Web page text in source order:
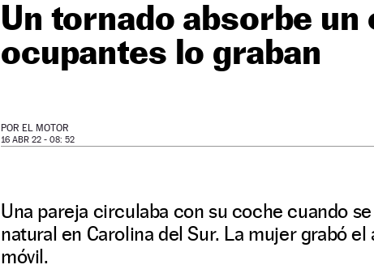
Un tornado absorbe un
ocupantes lo graban
POR EL MOTOR
16 ABR 22 - 08: 52
Una pareja circulaba con su coche cuando
natural en Carolina del Sur. La mujer grabó
móvil.